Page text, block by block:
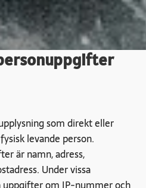
som direkt eller
levande person.
är namn, adress,
Under vissa